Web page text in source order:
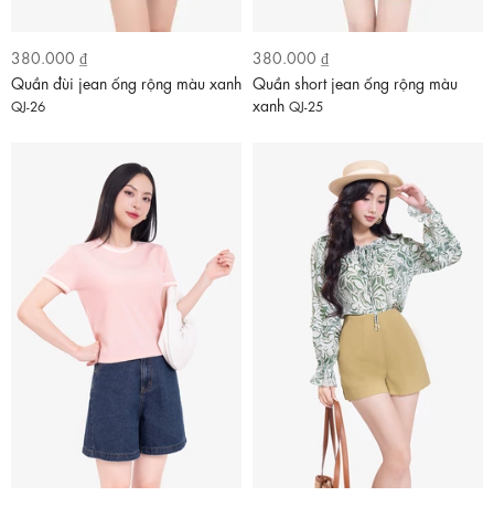
380.000 ₫
Quần đùi jean ống rộng màu xanh
QJ-26
380.000 ₫
Quần short jean ống rộng màu
xanh QJ-25